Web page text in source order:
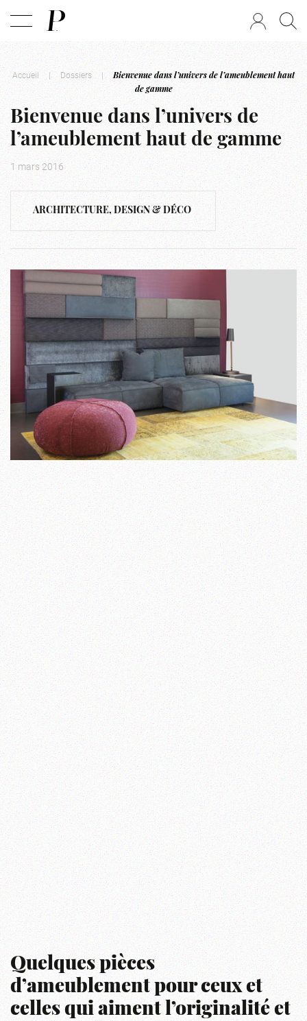
Accueil | Dossiers |
Bienvenue dans l’univers de l’ameublement haut
de gamme
Bienvenue dans l’univers de
l’ameublement haut de gamme
1 mars 2016
ARCHITECTURE, DESIGN & DÉCO
Quelques pièces
d’ameublement pour ceux et
celles qui aiment l’originalité et